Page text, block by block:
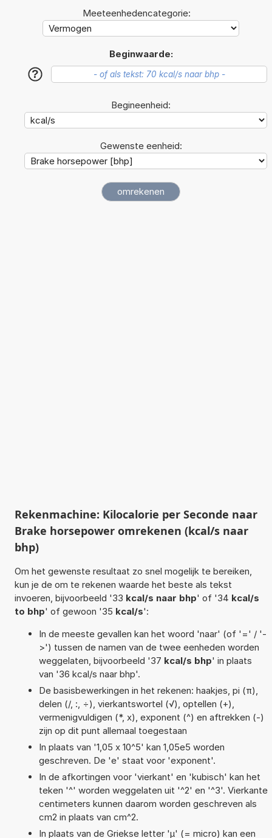
Meeteenhedencategorie:
Beginwaarde:
?
Begineenheid:
Gewenste eenheid:
Rekenmachine: Kilocalorie per Seconde naar
Brake horsepower omrekenen (kcal/s naar
bhp)
Om het gewenste resultaat zo snel mogelijk te bereiken,
kun je de om te rekenen waarde het beste als tekst
invoeren, bijvoorbeeld '33 kcal/s naar bhp' of '34 kcal/s
to bhp' of gewoon '35 kcal/s':
In de meeste gevallen kan het woord 'naar' (of '=' / '-
>') tussen de namen van de twee eenheden worden
weggelaten, bijvoorbeeld '37 kcal/s bhp' in plaats
van '36 kcal/s naar bhp'.
De basisbewerkingen in het rekenen: haakjes, pi (π),
delen (/, :, ÷), vierkantswortel (√), optellen (+),
vermenigvuldigen (*, x), exponent (^) en aftrekken (-)
zijn op dit punt allemaal toegestaan
In plaats van '1,05 x 10^5' kan 1,05e5 worden
geschreven. De 'e' staat voor 'exponent'.
In de afkortingen voor 'vierkant' en 'kubisch' kan het
teken '^' worden weggelaten uit '^2' en '^3'. Vierkante
centimeters kunnen daarom worden geschreven als
cm2 in plaats van cm^2.
In plaats van de Griekse letter 'µ' (= micro) kan een